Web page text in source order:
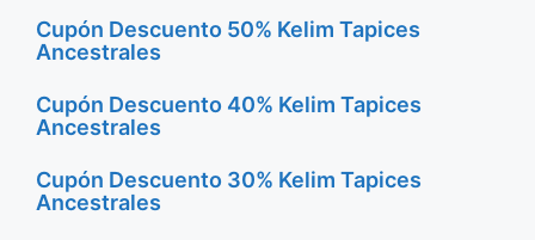
Cupón Descuento 50% Kelim Tapices
Ancestrales
Cupón Descuento 40% Kelim Tapices
Ancestrales
Cupón Descuento 30% Kelim Tapices
Ancestrales